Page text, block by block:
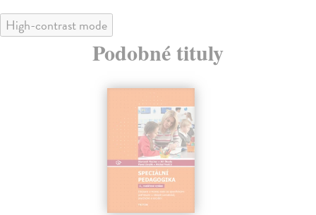
High-contrast mode
Podobné tituly